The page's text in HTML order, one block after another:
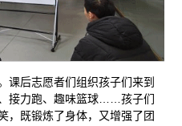
课后志愿者们组织孩子们来到
接力跑、趣味篮球……孩子们
，既锻炼了身体，又增强了团